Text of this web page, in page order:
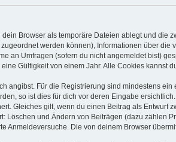
Browser als temporäre Dateien ablegt und die
werden können), Informationen über die
an Umfragen (sofern du nicht angemeldet bist)
Gültigkeit von einem Jahr. Alle Cookies kannst
Für die Registrierung sind mindestens ein
so ist dies für dich vor deren Eingabe ersichtlich.
Gleiches gilt, wenn du einen Beitrag als Entwurf
Löschen und Ändern von Beiträgen (dazu zählen
Anmeldeversuche. Die von deinem Browser